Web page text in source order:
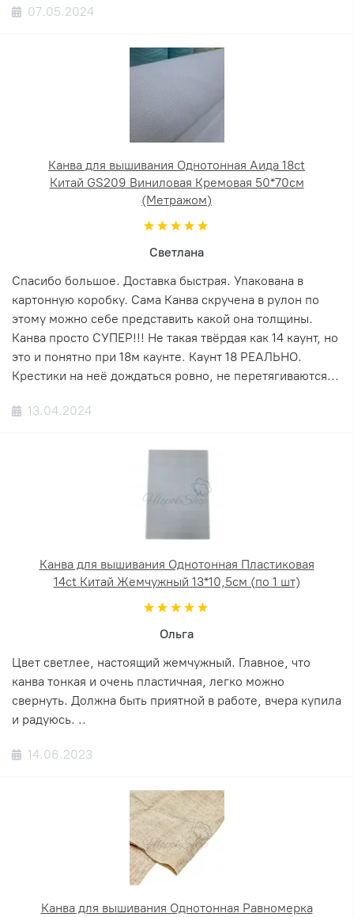
07.05.2024
Канва для вышивания Однотонная Аида 18ct
Китай GS209 Виниловая Кремовая 50*70см
(Метражом)
Светлана
Спасибо большое. Доставка быстрая. Упакована в
картонную коробку. Сама Канва скручена в рулон по
этому можно себе представить какой она толщины.
Канва просто СУПЕР!!! Не такая твёрдая как 14 каунт, но
это и понятно при 18м каунте. Каунт 18 РЕАЛЬНО.
Крестики на неё дождаться ровно, не перетягиваются...
13.04.2024
Канва для вышивания Однотонная Пластиковая
14ct Китай Жемчужный 13*10,5см (по 1 шт)
Ольга
Цвет светлее, настоящий жемчужный. Главное, что
канва тонкая и очень пластичная, легко можно
свернуть. Должна быть приятной в работе, вчера купила
и радуюсь. ..
14.06.2023
Канва для вышивания Однотонная Равномерка